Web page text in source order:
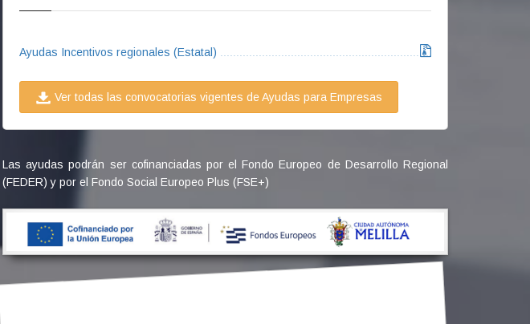
Ayudas Incentivos regionales (Estatal)
Ver todas las convocatorias vigentes de Ayudas para Empresas
Las ayudas podrán ser cofinanciadas por el Fondo Europeo de Desarrollo Regional
(FEDER) y por el Fondo Social Europeo Plus (FSE+)